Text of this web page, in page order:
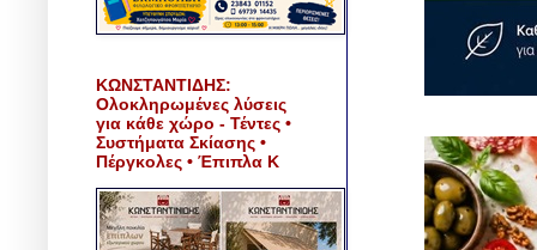
ΚΩΝΣΤΑΝΤΙΔΗΣ:
Ολοκληρωμένες λύσεις
για κάθε χώρο - Τέντες •
Συστήματα Σκίασης •
Πέργκολες • Έπιπλα Κ